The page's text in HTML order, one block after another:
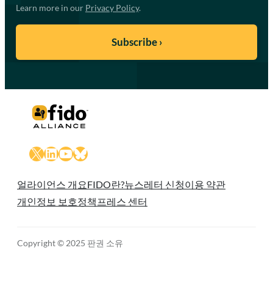
Learn more in our Privacy Policy.
X LinkedIn
YouTube
Bluesky
얼라이언스 개요FIDO란?뉴스레터 신청이용 약관
개인정보 보호정책 프레스 센터
Copyright © 2025 판권 소유